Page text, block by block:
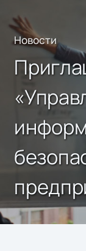
Новости